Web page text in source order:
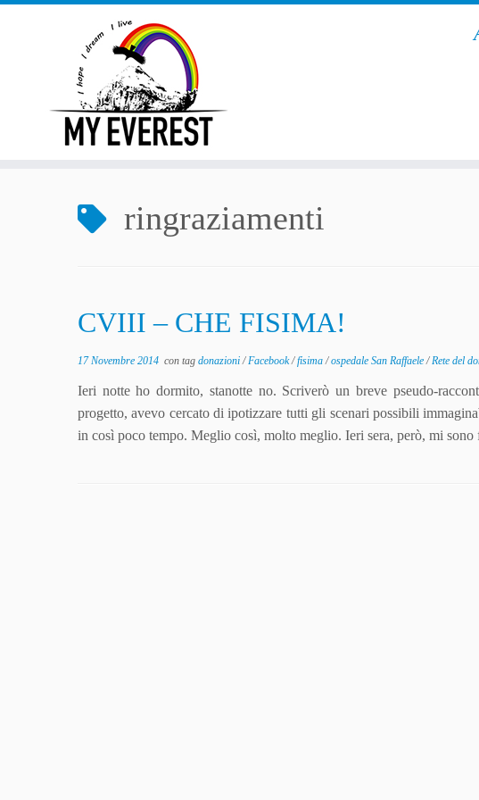
ringraziamenti
CVIII – CHE FISIMA!
17 Novembre 2014 con tag donazioni/Facebook/fisima/ospedale San Raffaele/Rete del
Ieri notte ho dormito, stanotte no. Scriverò un breve pseudo-
progetto, avevo cercato di ipotizzare tutti gli scenari possibili
in così poco tempo. Meglio così, molto meglio. Ieri sera, però, mi sono